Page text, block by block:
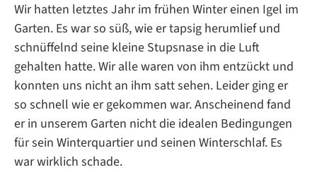
Wir hatten letztes Jahr im frühen Winter einen Igel im
Garten. Es war so süß, wie er tapsig herumlief und
schnüffelnd seine kleine Stupsnase in die Luft
gehalten hatte. Wir alle waren von ihm entzückt und
konnten uns nicht an ihm satt sehen. Leider ging er
so schnell wie er gekommen war. Anscheinend fand
er in unserem Garten nicht die idealen Bedingungen
für sein Winterquartier und seinen Winterschlaf. Es
war wirklich schade.